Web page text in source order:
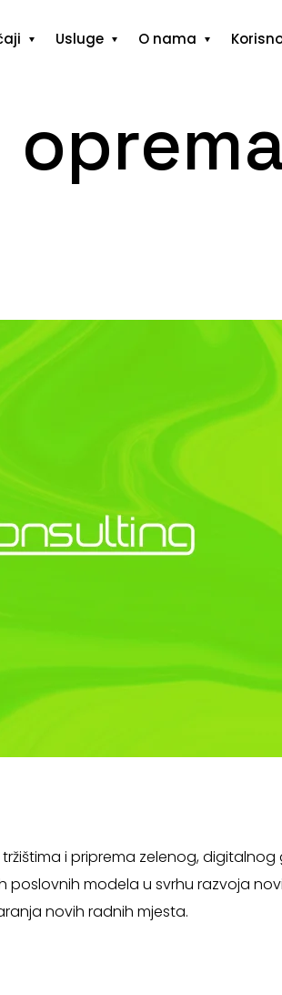
Usluge O nama
i priprema zelenog,
modela u svrhu razvoja
novih radnih mjesta.